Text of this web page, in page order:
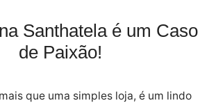
Santhatela é um Caso
de Paixão!
que uma simples loja, é um lindo